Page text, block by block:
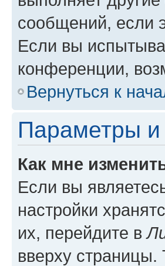
сообщений, если
Если вы
конференции,
Вернуться к
Параметры и
Как мне
Если вы
настройки
их, перейдите в
вверху